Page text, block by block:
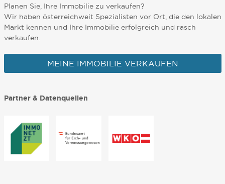
Planen Sie, Ihre Immobilie zu verkaufen?
Wir haben österreichweit Spezialisten vor Ort, die den lokalen
Markt kennen und Ihre Immobilie erfolgreich und rasch
verkaufen.
MEINE IMMOBILIE VERKAUFEN
Partner & Datenquellen